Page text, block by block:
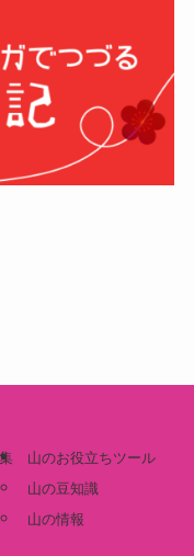
山のお役立ちツール
山の豆知識
山の情報